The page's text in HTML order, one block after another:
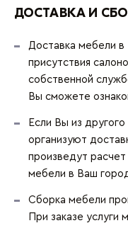
ДОСТАВКА И
Доставка мебели
присутствия
собственной
Вы сможете
Если Вы из
организуют
произведут расчет
мебели в Ваш
Сборка мебели
При заказе услуги